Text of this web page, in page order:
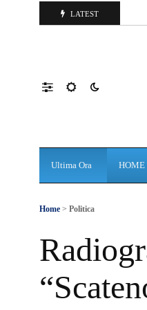
LATEST
Ultima Ora HOME
Home > Politica